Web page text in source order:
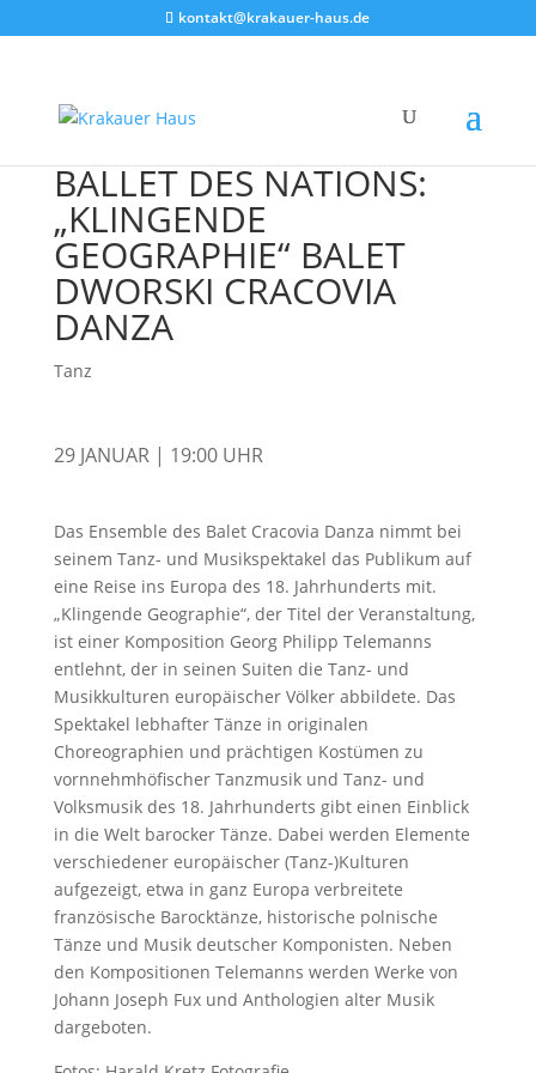
kontakt@krakauer-haus.de
BALLET DES NATIONS:
„KLINGENDE
GEOGRAPHIE“ BALET
DWORSKI CRACOVIA
DANZA
Tanz
29 JANUAR | 19:00 UHR
Das Ensemble des Balet Cracovia Danza nimmt bei
seinem Tanz- und Musikspektakel das Publikum auf
eine Reise ins Europa des 18. Jahrhunderts mit.
„Klingende Geographie“, der Titel der Veranstaltung,
ist einer Komposition Georg Philipp Telemanns
entlehnt, der in seinen Suiten die Tanz- und
Musikkulturen europäischer Völker abbildete. Das
Spektakel lebhafter Tänze in originalen
Choreographien und prächtigen Kostümen zu
vornnehmhöfischer Tanzmusik und Tanz- und
Volksmusik des 18. Jahrhunderts gibt einen Einblick
in die Welt barocker Tänze. Dabei werden Elemente
verschiedener europäischer (Tanz-)Kulturen
aufgezeigt, etwa in ganz Europa verbreitete
französische Barocktänze, historische polnische
Tänze und Musik deutscher Komponisten. Neben
den Kompositionen Telemanns werden Werke von
Johann Joseph Fux und Anthologien alter Musik
dargeboten.